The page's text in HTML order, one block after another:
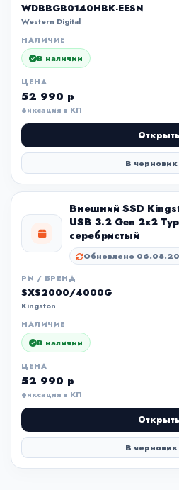
WDBBGB0140HBK-EESN
Western Digital
НАЛИЧИЕ
В наличии
ЦЕНА
52 990 р
фиксация в КП
Открыть
В
Внешний SSD
USB 3.2 Gen 2x2
серебристый
Обновлено
PN / БРЕНД
SXS2000/4000G
Kingston
НАЛИЧИЕ
В наличии
ЦЕНА
52 990 р
фиксация в КП
Открыть
В